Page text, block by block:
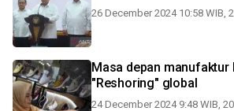
26 December 2024 10:58 WIB,
Masa depan manufaktur
"Reshoring" global
24 December 2024 9:48 WIB,